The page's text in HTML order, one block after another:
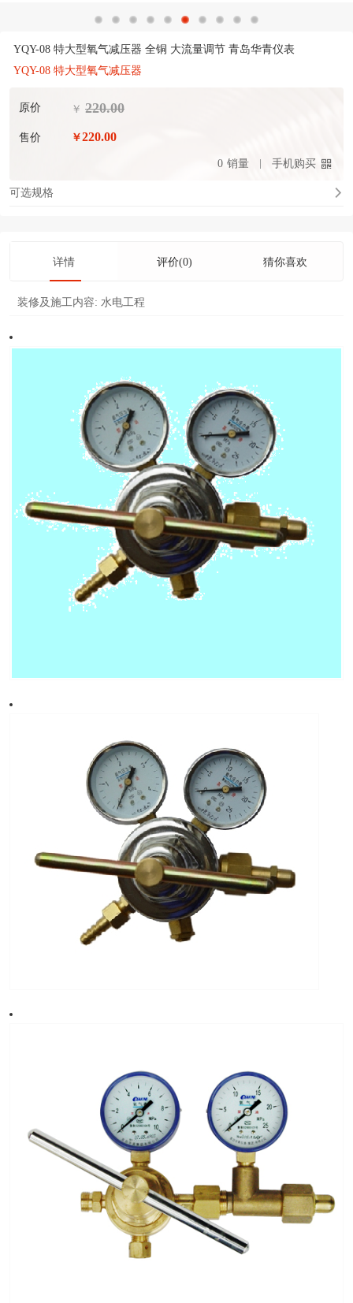
YQY-08 特大型氧气减压器 全铜 大流量调节 青岛华青仪表
YQY-08 特大型氧气减压器
原价 ￥ 220.00
售价 ￥220.00
0 销量 手机购买
可选规格
详情 评价(0) 猜你喜欢
装修及施工内容: 水电工程